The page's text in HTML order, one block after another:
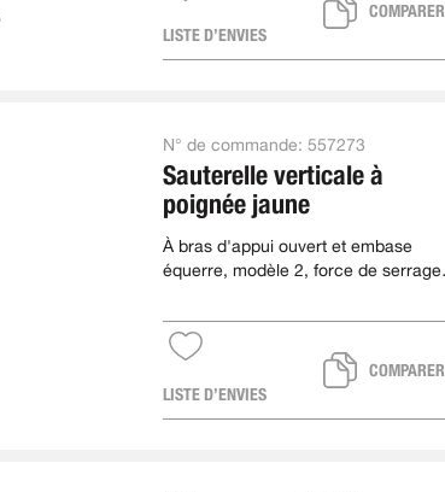
LISTE D’ENVIES
COMPARER
N° de commande: 557273
Sauterelle verticale à
poignée jaune
À bras d'appui ouvert et embase
équerre, modèle 2, force de serrage
LISTE D’ENVIES
COMPARER